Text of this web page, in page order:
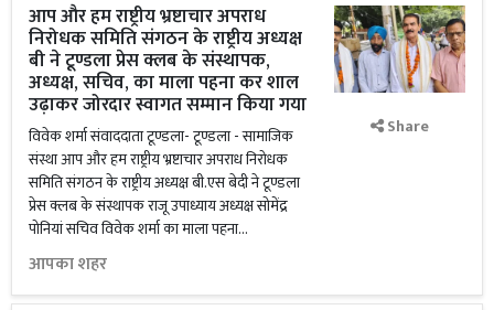
आप और हम राष्ट्रीय भ्रष्टाचार अपराध
निरोधक समिति संगठन के राष्ट्रीय अध्यक्ष
बी ने टूण्डला प्रेस क्लब के संस्थापक,
अध्यक्ष, सचिव, का माला पहना कर शाल
उढ़ाकर जोरदार स्वागत सम्मान किया गया
विवेक शर्मा संवाददाता टूण्डला- टूण्डला - सामाजिक
संस्था आप और हम राष्ट्रीय भ्रष्टाचार अपराध निरोधक
समिति संगठन के राष्ट्रीय अध्यक्ष बी.एस बेदी ने टूण्डला
प्रेस क्लब के संस्थापक राजू उपाध्याय अध्यक्ष सोमेंद्र
पोनियां सचिव विवेक शर्मा का माला पहना...
आपका शहर
Share